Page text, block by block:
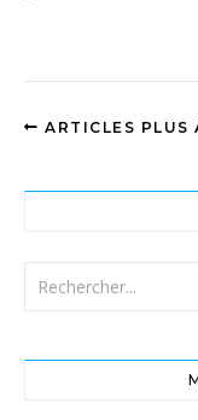
ARTICLES PLUS